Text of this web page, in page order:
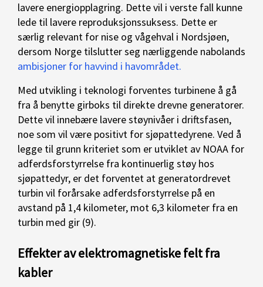
lavere energiopplagring. Dette vil i verste fall kunne
lede til lavere reproduksjonssuksess. Dette er
særlig relevant for nise og vågehval i Nordsjøen,
dersom Norge tilslutter seg nærliggende nabolands
ambisjoner for havvind i havområdet.
Med utvikling i teknologi forventes turbinene å gå
fra å benytte girboks til direkte drevne generatorer.
Dette vil innebære lavere støynivåer i driftsfasen,
noe som vil være positivt for sjøpattedyrene. Ved å
legge til grunn kriteriet som er utviklet av NOAA for
adferdsforstyrrelse fra kontinuerlig støy hos
sjøpattedyr, er det forventet at generatordrevet
turbin vil forårsake adferdsforstyrrelse på en
avstand på 1,4 kilometer, mot 6,3 kilometer fra en
turbin med gir (9).
Effekter av elektromagnetiske felt fra
kabler